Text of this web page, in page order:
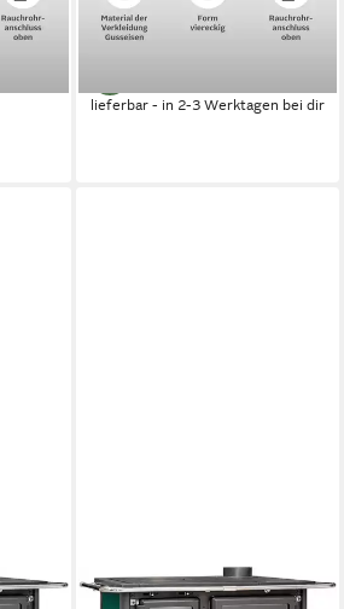
985,00 € UVP1.319,00 €
-25%
lieferbar - in 2-3 Werktagen bei dir